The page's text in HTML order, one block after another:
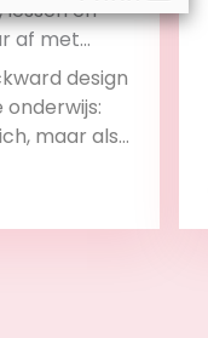
en
af met
design
onderwijs:
maar als